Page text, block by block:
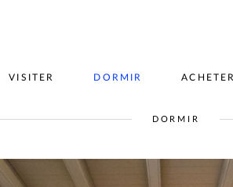
VISITER DORMIR ACHETER
DORMIR